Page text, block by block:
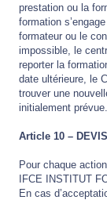
prestation ou la
formation
formateur ou le
impossible, le
reporter la
date ultérieure, le
trouver une
initialement prévue.
Article 10 –
Pour chaque
IFCE INSTITUT
En cas